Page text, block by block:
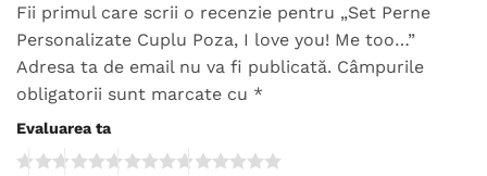
Fii primul care scrii o recenzie pentru „Set Perne
Personalizate Cuplu Poza, I love you! Me too…”
Adresa ta de email nu va fi publicată. Câmpurile
obligatorii sunt marcate cu *
Evaluarea ta